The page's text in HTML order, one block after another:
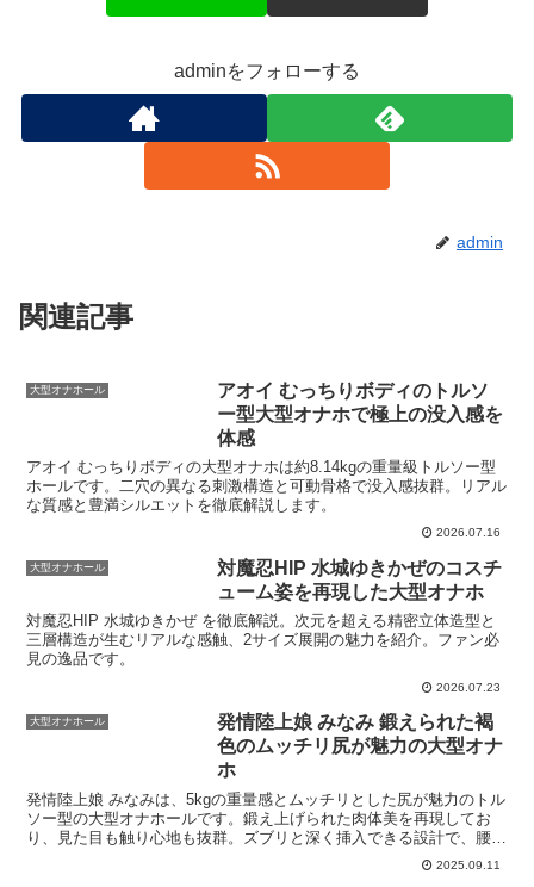
adminをフォローする
admin
関連記事
大型オナホール
アオイ むっちりボディのトルソ
ー型大型オナホで極上の没入感を
体感
アオイ むっちりボディの大型オナホは約8.14kgの重量級トルソー型
ホールです。二穴の異なる刺激構造と可動骨格で没入感抜群。リアル
な質感と豊満シルエットを徹底解説します。
2026.07.16
大型オナホール
対魔忍HIP 水城ゆきかぜのコスチ
ューム姿を再現した大型オナホ
対魔忍HIP 水城ゆきかぜ を徹底解説。次元を超える精密立体造型と
三層構造が生むリアルな感触、2サイズ展開の魅力を紹介。ファン必
見の逸品です。
2026.07.23
大型オナホール
発情陸上娘 みなみ 鍛えられた褐
色のムッチリ尻が魅力の大型オナ
ホ
発情陸上娘 みなみは、5kgの重量感とムッチリとした尻が魅力のトル
ソー型の大型オナホールです。鍛え上げられた肉体美を再現してお
り、見た目も触り心地も抜群。ズブリと深く挿入できる設計で、腰に
響く快感を存分に味わうことができます。発情陸上娘 み... 2025.09.11